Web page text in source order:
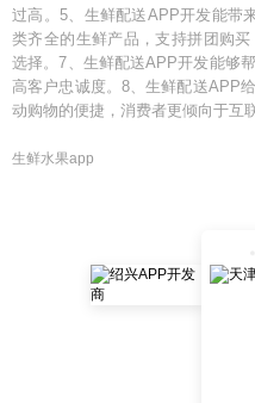
过高。5、生鲜配送APP开发能带
类齐全的生鲜产品，支持拼团购
选择。7、生鲜配送APP开发能够
高客户忠诚度。8、生鲜配送APP
动购物的便捷，消费者更倾向于互
生鲜水果app